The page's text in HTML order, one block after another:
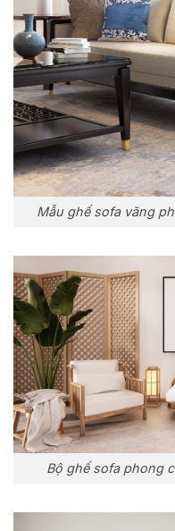
Mẫu ghế sofa văng
Bộ ghế sofa phong